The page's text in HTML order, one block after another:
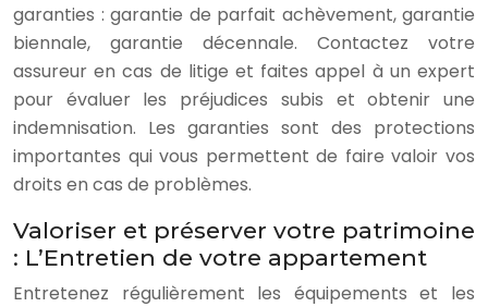
garanties : garantie de parfait achèvement, garantie
biennale, garantie décennale. Contactez votre
assureur en cas de litige et faites appel à un expert
pour évaluer les préjudices subis et obtenir une
indemnisation. Les garanties sont des protections
importantes qui vous permettent de faire valoir vos
droits en cas de problèmes.
Valoriser et préserver votre patrimoine
: L’Entretien de votre appartement
Entretenez régulièrement les équipements et les